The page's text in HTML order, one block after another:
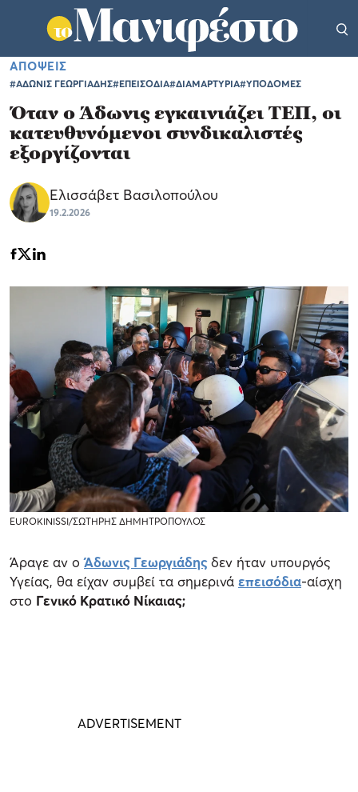
ΑΠΟΨΕΙΣ
#ΑΔΩΝΙΣ ΓΕΩΡΓΙΑΔΗΣ#ΕΠΕΙΣΟΔΙΑ#ΔΙΑΜΑΡΤΥΡΙΑ#ΥΠΟΔΟΜΕΣ
Όταν ο Άδωνις εγκαινιάζει ΤΕΠ, οι
κατευθυνόμενοι συνδικαλιστές
εξοργίζονται
Ελισσάβετ Βασιλοπούλου
19.2.2026
EUROKINISSI/ΣΩΤΗΡΗΣ ΔΗΜΗΤΡΟΠΟΥΛΟΣ
Άραγε αν οΆδωνις Γεωργιάδηςδεν ήταν υπουργός
Υγείας, θα είχαν συμβεί τα σημερινά επεισόδια-αίσχη
στο Γενικό Κρατικό Νίκαιας;